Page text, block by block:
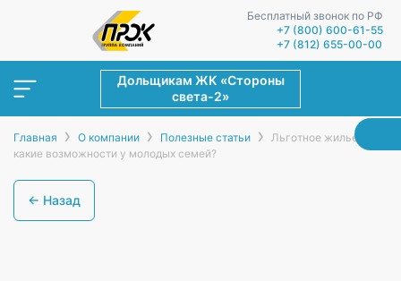
Бесплатный звонок по РФ
+7 (800) 600-61-55
+7 (812) 655-00-00
Дольщикам ЖК «Стороны
света-2»
Главная › О компании › Полезные статьи › Льготное жилье –
какие возможности у молодых семей?
← Назад